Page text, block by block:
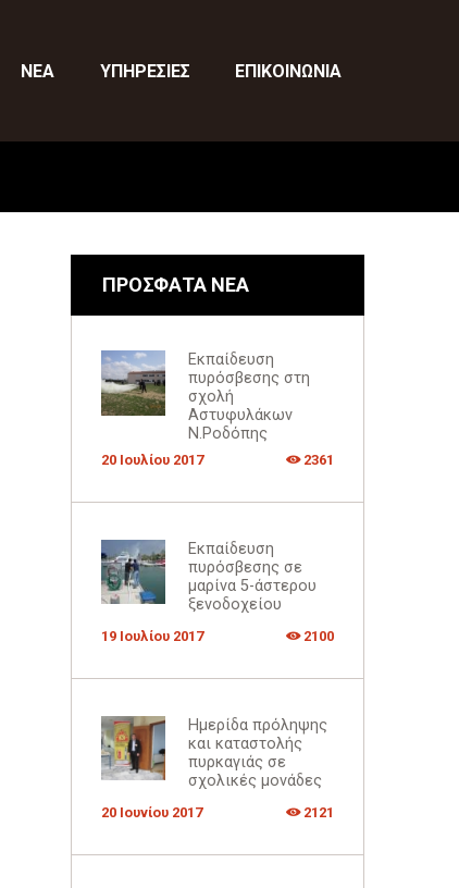
ΝΕΑ ΥΠΗΡΕΣΙΕΣ ΕΠΙΚΟΙΝΩΝΙΑ
ΠΡΟΣΦΑΤΑ ΝΕΑ
Εκπαίδευση
πυρόσβεσης στη
σχολή
Αστυφυλάκων
Ν.Ροδόπης
20 Ιουλίου 2017 2361
Εκπαίδευση
πυρόσβεσης σε
μαρίνα 5-άστερου
ξενοδοχείου
19 Ιουλίου 2017 2100
Ημερίδα πρόληψης
και καταστολής
πυρκαγιάς σε
σχολικές μονάδες
20 Ιουνίου 2017 2121